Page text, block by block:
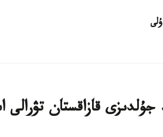
جۇلدىزى قازاقستان